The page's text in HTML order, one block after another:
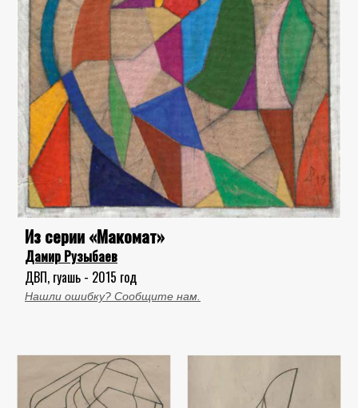
Из серии «Макомат»
Дамир Рузыбаев
ДВП, гуашь - 2015 год
Нашли ошибку? Сообщите нам.